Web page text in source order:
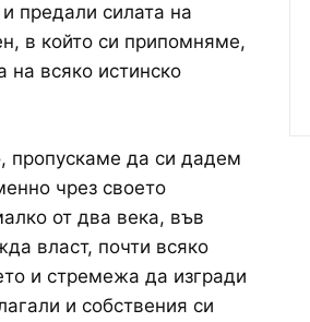
предали силата на
в който си припомняме,
на всяко истинско
пропускаме да си дадем
чрез своето
от два века, във
власт, почти всяко
и стремежа да изгради
и собствения си